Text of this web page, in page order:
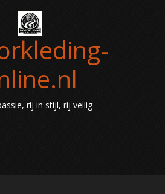
rij in stijl, rij veilig